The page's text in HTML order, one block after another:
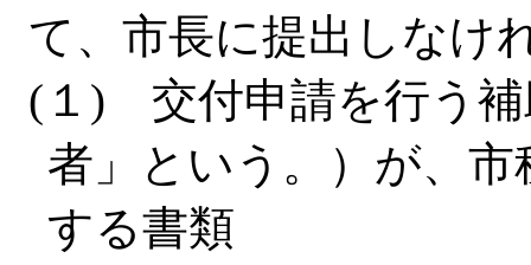
て、市長に提出しなけ
(１) 交付申請を行う補
者」という。）が、
する書類